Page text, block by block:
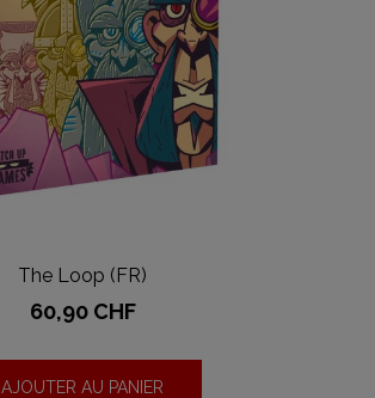
The Loop (FR)
Prix
60,90 CHF
AJOUTER AU PANIER